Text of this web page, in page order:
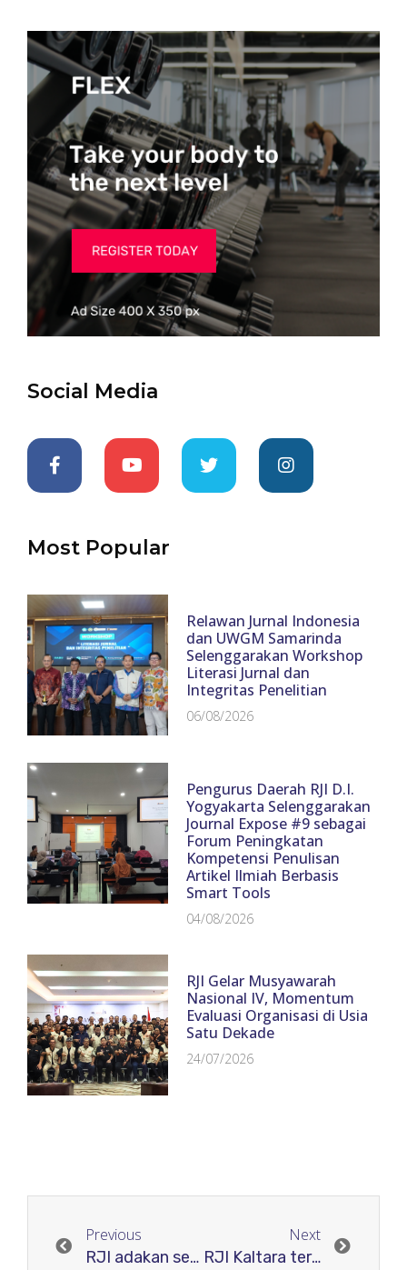
Social Media
Most Popular
Relawan Jurnal Indonesia
dan UWGM Samarinda
Selenggarakan Workshop
Literasi Jurnal dan
Integritas Penelitian
06/08/2026
Pengurus Daerah RJI D.I.
Yogyakarta Selenggarakan
Journal Expose #9 sebagai
Forum Peningkatan
Kompetensi Penulisan
Artikel Ilmiah Berbasis
Smart Tools
04/08/2026
RJI Gelar Musyawarah
Nasional IV, Momentum
Evaluasi Organisasi di Usia
Satu Dekade
24/07/2026
Previous
RJI adakan semiloka asistensi jurnal ke DOAJ
Next
RJI Kaltara terbentuk